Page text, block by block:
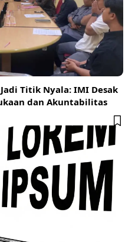
Titik Nyala: IMI Desak
dan Akuntabilitas